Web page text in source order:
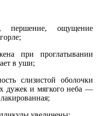
першение, ощущение
при проглатывании
в уши;
слизистой оболочки
дужек и мягкого неба —